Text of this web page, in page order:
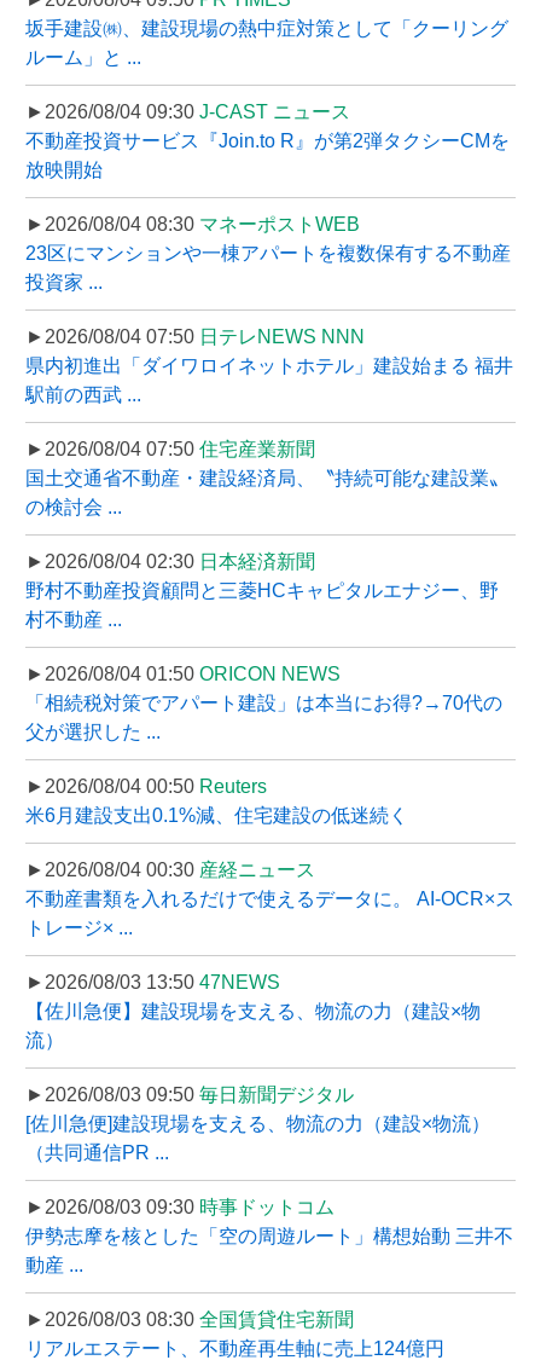
坂手建設㈱、建設現場の熱中症対策として「クーリング
ルーム」と ...
►2026/08/04 09:30 J-CAST ニュース
不動産投資サービス『Join.to R』が第2弾タクシーCMを
放映開始
►2026/08/04 08:30 マネーポストWEB
23区にマンションや一棟アパートを複数保有する不動産
投資家 ...
►2026/08/04 07:50 日テレNEWS NNN
県内初進出「ダイワロイネットホテル」建設始まる 福井
駅前の西武 ...
►2026/08/04 07:50 住宅産業新聞
国土交通省不動産・建設経済局、〝持続可能な建設業〟
の検討会 ...
►2026/08/04 02:30 日本経済新聞
野村不動産投資顧問と三菱HCキャピタルエナジー、野
村不動産 ...
►2026/08/04 01:50 ORICON NEWS
「相続税対策でアパート建設」は本当にお得?→70代の
父が選択した ...
►2026/08/04 00:50 Reuters
米6月建設支出0.1%減、住宅建設の低迷続く
►2026/08/04 00:30 産経ニュース
不動産書類を入れるだけで使えるデータに。 AI-OCR×ス
トレージ× ...
►2026/08/03 13:50 47NEWS
【佐川急便】建設現場を支える、物流の力（建設×物
流）
►2026/08/03 09:50 毎日新聞デジタル
[佐川急便]建設現場を支える、物流の力（建設×物流）
（共同通信PR ...
►2026/08/03 09:30 時事ドットコム
伊勢志摩を核とした「空の周遊ルート」構想始動 三井不
動産 ...
►2026/08/03 08:30 全国賃貸住宅新聞
リアルエステート、不動産再生軸に売上124億円